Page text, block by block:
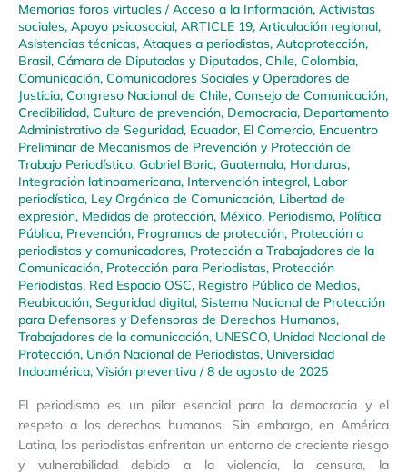
Memorias foros virtuales /Acceso a la Información, Activistas
sociales, Apoyo psicosocial, ARTICLE 19, Articulación regional,
Asistencias técnicas, Ataques a periodistas, Autoprotección,
Brasil, Cámara de Diputadas y Diputados, Chile, Colombia,
Comunicación, Comunicadores Sociales y Operadores de
Justicia, Congreso Nacional de Chile, Consejo de Comunicación,
Credibilidad, Cultura de prevención, Democracia, Departamento
Administrativo de Seguridad, Ecuador, El Comercio, Encuentro
Preliminar de Mecanismos de Prevención y Protección de
Trabajo Periodístico, Gabriel Boric, Guatemala, Honduras,
Integración latinoamericana, Intervención integral, Labor
periodística, Ley Orgánica de Comunicación, Libertad de
expresión, Medidas de protección, México, Periodismo, Política
Pública, Prevención, Programas de protección, Protección a
periodistas y comunicadores, Protección a Trabajadores de la
Comunicación, Protección para Periodistas, Protección
Periodistas, Red Espacio OSC, Registro Público de Medios,
Reubicación, Seguridad digital, Sistema Nacional de Protección
para Defensores y Defensoras de Derechos Humanos,
Trabajadores de la comunicación, UNESCO, Unidad Nacional de
Protección, Unión Nacional de Periodistas, Universidad
Indoamérica, Visión preventiva /8 de agosto de 2025
El periodismo es un pilar esencial para la democracia y el
respeto a los derechos humanos. Sin embargo, en América
Latina, los periodistas enfrentan un entorno de creciente riesgo
y vulnerabilidad debido a la violencia, la censura, la